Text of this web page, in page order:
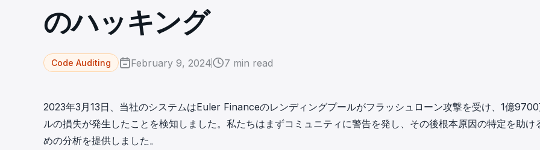
Infrastructure Audits
other infrastructure stack against
Safe{Wallet} Monitor
ensure your Safe{Wallet}’s security.
ensure L2 security.
Phalcon Explorer
Visualize, simulate, and debug on-
withdrawn.
transaction flows, and simplify on-
chain investigations.
Stablecoin Issuer
Secure your contracts pre-launch and monitor
stability and regulatory trust.
Build
every layer:
Comprehensive docs to help you build securely
with BlockSec
Security Incidents Library
Comprehensive docs to help you build securely
のハッキング
Code Auditing February 9, 2024 7 min read
2023年3月13日、当社のシステムはEuler Financeのレンディングプールがフラッシュローン攻撃を受け、1億9700
ルの損失が発生したことを検知しました。私たちはまずコミュニティに警告を発し、その後根本原因の特定を助け
めの分析を提供しました。